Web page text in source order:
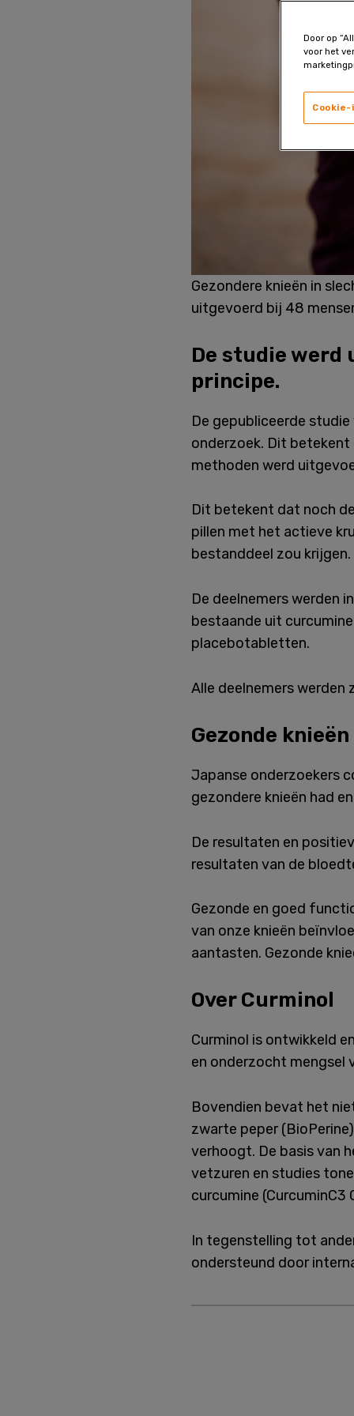
Gezondere knieën in
uitgevoerd bij 48
De studie werd
principe.
De gepubliceerde
onderzoek. Dit
methoden werd
Dit betekent dat noch
pillen met het actieve
bestanddeel zou krijgen.
De deelnemers werden
bestaande uit
placebotabletten.
Alle deelnemers
Gezonde
Japanse onderzoekers
gezondere knieën had
De resultaten en
resultaten van de
Gezonde en goed
van onze knieën
aantasten. Gezonde
Over Curminol
Curminol is ontwikkeld
en onderzocht mengsel
Bovendien bevat het
zwarte peper
verhoogt. De basis van
vetzuren en studies
curcumine (CurcuminC3
In tegenstelling tot
ondersteund door
Door op
voor het